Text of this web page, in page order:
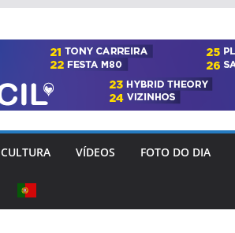
CULTURA VÍDEOS FOTO DO DIA